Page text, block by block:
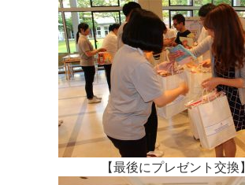
【最後にプレゼント交換】